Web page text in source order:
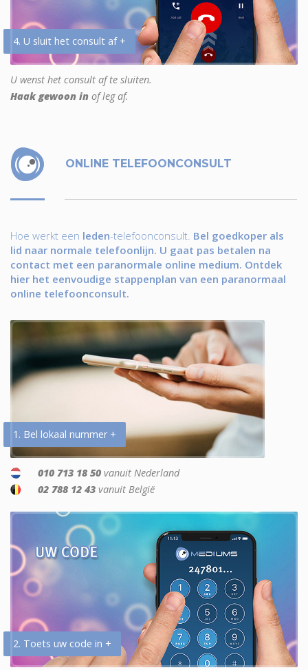
4. U sluit het consult af +
U wenst het consult af te sluiten.
Haak gewoon in of leg af.
ONLINE TELEFOONCONSULT
Hoe werkt een leden-telefoonconsult. Bel goedkoper als
lid naar normale telefoonlijn. U gaat pas betalen na
contact met een paranormale online medium. Ontdek
hier het eenvoudige stappenplan van een paranormaal
online telefoonconsult.
1. Bel lokaal nummer +
010 713 18 50 vanuit Nederland
02 788 12 43 vanuit België
2. Toets uw code in +